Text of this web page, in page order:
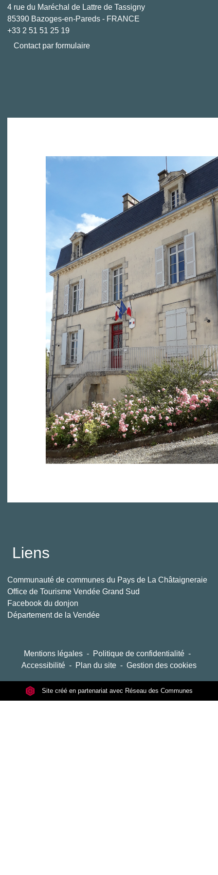
4 rue du Maréchal de Lattre de Tassigny
85390 Bazoges-en-Pareds - FRANCE
+33 2 51 51 25 19
Contact par formulaire
Liens
Communauté de communes du Pays de La Châtaigneraie
Office de Tourisme Vendée Grand Sud
Facebook du donjon
Département de la Vendée
Mentions légales - Politique de confidentialité -
Accessibilité - Plan du site - Gestion des cookies
Site créé en partenariat avec Réseau des Communes